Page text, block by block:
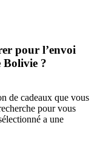
pour l’envoi
Bolivie ?
de cadeaux que vous
pour vous
a une